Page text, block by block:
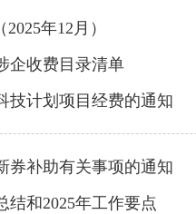
年12月）
企收费目录清单
技计划项目经费的通知
券补助有关事项的通知
结和2025年工作要点